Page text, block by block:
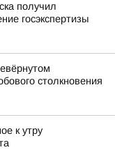
получил
госэкспертизы
столкновения
к утру